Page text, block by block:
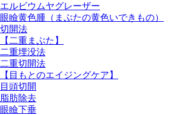
エルビウムヤグレーザー
眼瞼黄色腫（まぶたの黄色いできもの）
切開法
【二重まぶた】
二重埋没法
二重切開法
【目もとのエイジングケア】
目頭切開
脂肪除去
眼瞼下垂